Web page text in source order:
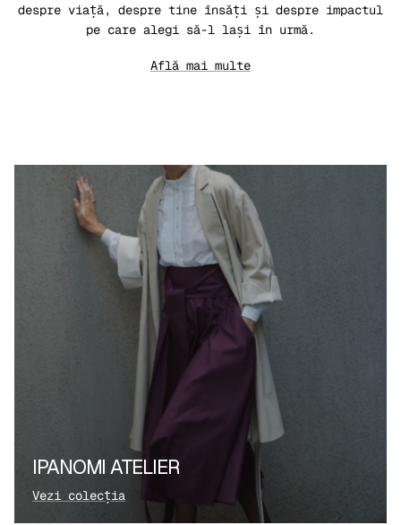
despre viață, despre tine însăți și despre impactul
pe care alegi să-l lași în urmă.
Află mai multe
IPANOMI ATELIER
Vezi colecția